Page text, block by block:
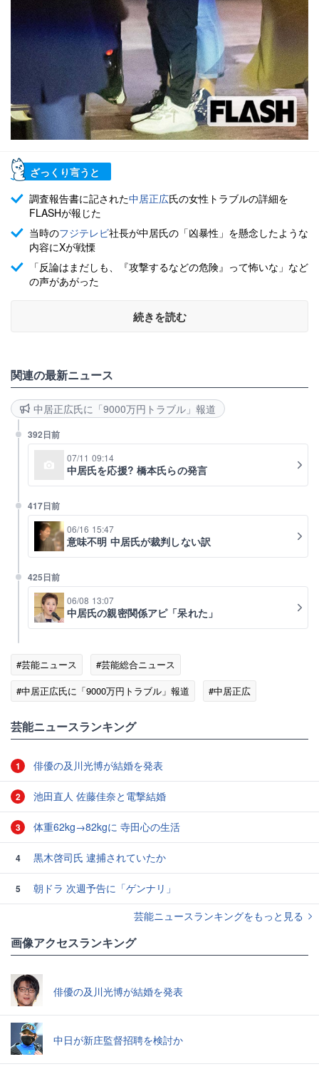
ざっくり言うと
調査報告書に記された中居正広氏の女性トラブルの詳細を
FLASHが報じた
当時のフジテレビ社長が中居氏の「凶暴性」を懸念したような
内容にXが戦慄
「反論はまだしも、『攻撃するなどの危険』って怖いな」など
の声があがった
続きを読む
関連の最新ニュース
中居正広氏に「9000万円トラブル」報道
392日前
07/11 09:14
中居氏を応援? 橋本氏らの発言
417日前
06/16 15:47
意味不明 中居氏が裁判しない訳
425日前
06/08 13:07
中居氏の親密関係アピ「呆れた」
#芸能ニュース
#芸能総合ニュース
#中居正広氏に「9000万円トラブル」報道
#中居正広
芸能ニュースランキング
1 俳優の及川光博が結婚を発表
2 池田直人 佐藤佳奈と電撃結婚
3 体重62kg→82kgに 寺田心の生活
4 黒木啓司氏 逮捕されていたか
5
朝ドラ 次週予告に「ゲンナリ」
芸能ニュースランキングをもっと見る
画像アクセスランキング
俳優の及川光博が結婚を発表
中日が新庄監督招聘を検討か